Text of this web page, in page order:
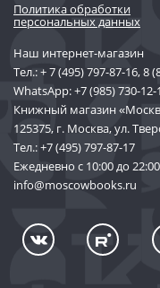
Политика обработки
персональных данных
Наш интернет-магазин
Тел.:+ 7 (495) 797-87-16,8
WhatsApp:+7 (985) 730-12-
Книжный магазин
125375, г. Москва, ул.
Тел.:+7 (495) 797-87-17
Ежедневно с 10:00 до 22:00
info@moscowbooks.ru